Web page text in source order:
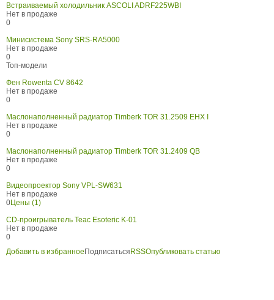
Встраиваемый холодильник ASCOLI ADRF225WBI
Нет в продаже
0
Минисистема Sony SRS-RA5000
Нет в продаже
0
Топ-модели
Фен Rowenta CV 8642
Нет в продаже
0
Маслонаполненный радиатор Timberk TOR 31.2509 EHX I
Нет в продаже
0
Маслонаполненный радиатор Timberk TOR 31.2409 QB
Нет в продаже
0
Видеопроектор Sony VPL-SW631
Нет в продаже
0Цены (1)
CD-проигрыватель Teac Esoteric K-01
Нет в продаже
0
Добавить в избранное Подписаться RSSОпубликовать статью